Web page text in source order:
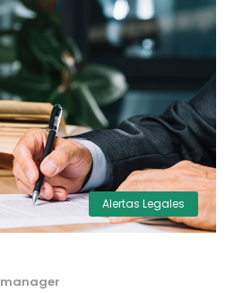
Alertas Legales
manager